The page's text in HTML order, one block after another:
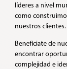
líderes a nivel
como
nuestros clientes.
Benefíciate de
encontrar
complejidad e